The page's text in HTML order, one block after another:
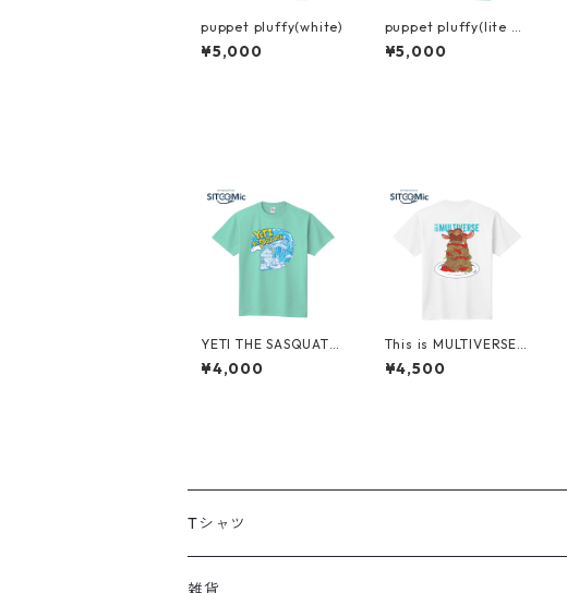
puppet pluffy(white)
¥5,000
puppet pluffy(lite gr
een)
¥5,000
YETI THE SASQUATC
H(light green)
¥4,000
This is MULTIVERSE
(White)
¥4,500
Tシャツ
LIFE is JUNKY